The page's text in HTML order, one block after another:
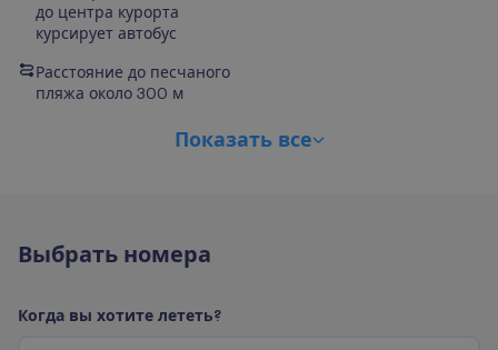
до центра курорта
курсирует автобус
Расстояние до песчаного
пляжа около 300 м
Показать все
Выбрать номера
Когда вы хотите лететь?